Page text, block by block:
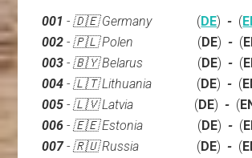
001- 🇩🇪 Germany ( DE) - (
002- 🇵🇱 Polen ( DE) - (
003- 🇧🇾 Belarus ( DE)- (
004- 🇱🇹 Lithuania ( DE)- (
005- 🇱🇻 Latvia ( DE)- (
006- 🇪🇪 Estonia ( DE)- (
007- 🇷🇺 Russia ( DE)- (